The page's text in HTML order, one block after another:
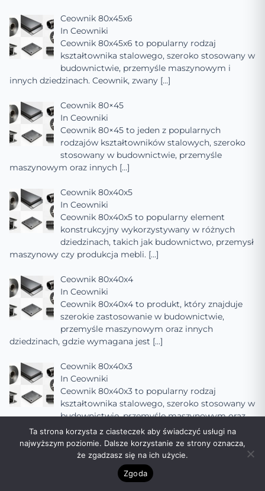
Ceownik 80x45x6
In Ceowniki
Ceownik 80x45x6 to popularny rodzaj
kształtownika stalowego, szeroko stosowany w
budownictwie, przemyśle maszynowym i
innych dziedzinach. Ceownik, zwany […]
Ceownik 80×45
In Ceowniki
Ceownik 80×45 to jeden z popularnych
rodzajów kształtowników stalowych, szeroko
stosowany w budownictwie, przemyśle
maszynowym oraz innych […]
Ceownik 80x40x5
In Ceowniki
Ceownik 80x40x5 to popularny element
konstrukcyjny wykorzystywany w różnych
dziedzinach, takich jak budownictwo, przemysł
maszynowy czy produkcja mebli. […]
Ceownik 80x40x4
In Ceowniki
Ceownik 80x40x4 to produkt, który znajduje
szerokie zastosowanie w budownictwie,
przemyśle maszynowym oraz innych
dziedzinach, gdzie wymagana jest […]
Ceownik 80x40x3
In Ceowniki
Ceownik 80x40x3 to popularny rodzaj
kształtownika stalowego, szeroko stosowany w
budownictwie, przemyśle maszynowym oraz
innych dziedzinach, gdzie[…]
Ceownik 80x40x2
Ceownik 80x40x2 to popularny rodzaj
Ta strona korzysta z ciasteczek aby świadczyć usługi na
najwyższym poziomie. Dalsze korzystanie ze strony oznacza,
że zgadzasz się na ich użycie.
Zgoda